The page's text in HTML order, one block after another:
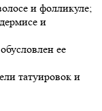
и фолликуле;
и
ее
татуировок и